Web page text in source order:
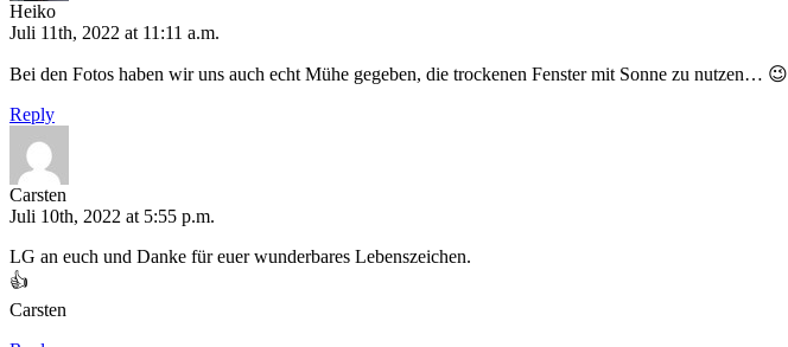
Heiko
Juli 11th, 2022 at 11:11 a.m.
Bei den Fotos haben wir uns auch echt Mühe gegeben, die trockenen Fenster mit Sonne zu nutzen… 😉
Reply
Carsten
Juli 10th, 2022 at 5:55 p.m.
LG an euch und Danke für euer wunderbares Lebenszeichen.
👍
Carsten